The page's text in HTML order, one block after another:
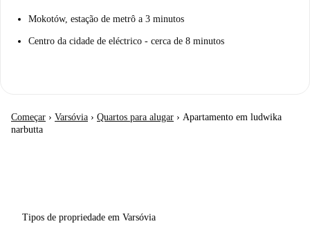
Mokotów, estação de metrô a 3 minutos
Centro da cidade de eléctrico - cerca de 8 minutos
Começar › Varsóvia › Quartos para alugar › Apartamento em ludwika
narbutta
Tipos de propriedade em Varsóvia